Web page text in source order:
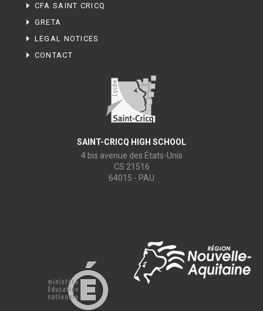
CFA SAINT CRICQ
GRETA
LEGAL NOTICES
CONTACT
SAINT-CRICQ HIGH SCHOOL
4 bis avenue des États-Unis
CS 21516
64015 - PAU